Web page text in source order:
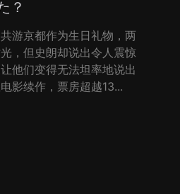
？
游京都作为生日礼物，两
，但史朗却说出令人震惊
他们变得无法坦率地说出
影续作，票房超越13...